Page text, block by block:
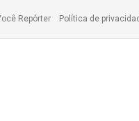
Repórter Política de